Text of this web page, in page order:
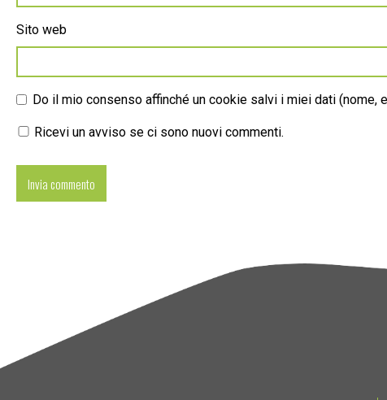
Sito web
Do il mio consenso affinché un cookie salvi i miei dati
Ricevi un avviso se ci sono nuovi commenti.